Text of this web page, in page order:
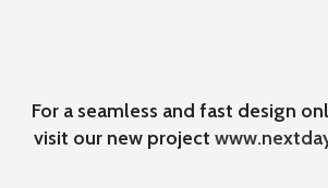
For a seamless and fast design
visit our new project